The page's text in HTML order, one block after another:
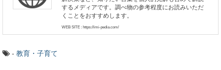
するメディアです。調べ物の参考程度にお読みいただ
くことをおすすめします。
WEB SITE : https://imi-pedia.com/
- 教育・子育て